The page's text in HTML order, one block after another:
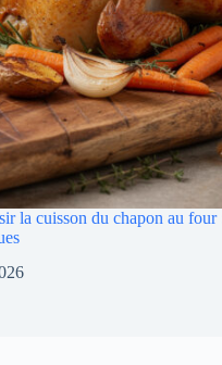
la cuisson du chapon au four